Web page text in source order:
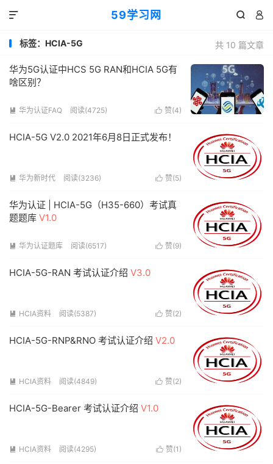
59学习网  

共 10 篇文章
标签：HCIA-5G
华为5G认证中HCS 5G RAN和HCIA 5G有
啥区别？
 赞(4)
 华为认证FAQ 阅读(4725)
HCIA-5G V2.0 2021年6月8日正式发布！
 赞(5)
 华为新时代 阅读(3236)
华为认证 | HCIA-5G（H35-660）考试真
题题库 V1.0
 赞(9)
 华为认证题库 阅读(6517)
HCIA-5G-RAN 考试认证介绍 V3.0
 赞(2)
 HCIA资料 阅读(5387)
HCIA-5G-RNP&RNO 考试认证介绍 V2.0
 赞(2)
 HCIA资料 阅读(4849)
HCIA-5G-Bearer 考试认证介绍 V1.0
 赞(1 )
 HCIA资料 阅读(4295)